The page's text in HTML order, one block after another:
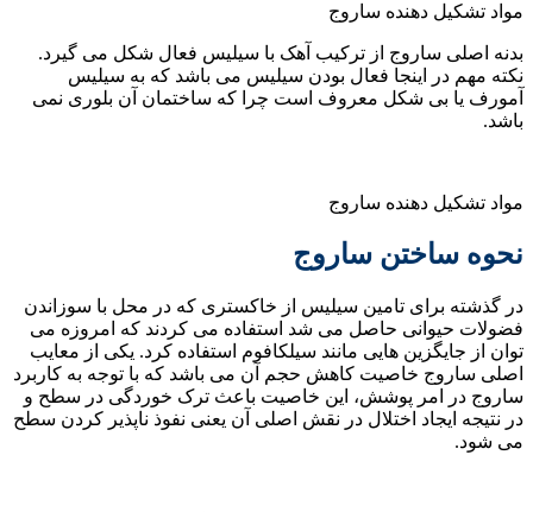
مواد تشکیل دهنده ساروج
بدنه اصلی ساروج از ترکیب آهک با سیلیس فعال شکل می گیرد.
نکته مهم در اینجا فعال بودن سیلیس می باشد که به سیلیس
آمورف یا بی شکل معروف است چرا که ساختمان آن بلوری نمی
باشد.
مواد تشکیل دهنده ساروج
نحوه ساختن ساروج
در گذشته برای تامین سیلیس از خاکستری که در محل با سوزاندن
فضولات حیوانی حاصل می شد استفاده می کردند که امروزه می
توان از جایگزین هایی مانند سیلکافوم استفاده کرد. یکی از معایب
اصلی ساروج خاصیت کاهش حجم آن می باشد که با توجه به کاربرد
ساروج در امر پوشش، این خاصیت باعث ترک خوردگی در سطح و
در نتیجه ایجاد اختلال در نقش اصلی آن یعنی نفوذ ناپذیر کردن سطح
می شود.